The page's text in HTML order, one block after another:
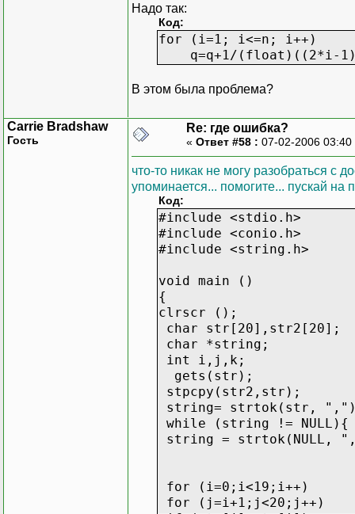
Надо так:
Код:
for (i=1; i<=n; i++)
q=q+1/(float)((2*i-
В этом была проблема?
Carrie Bradshaw
Гость
Re: где ошибка?
« Ответ #58 : 07-02-2006
что-то никак не могу разобраться с
упоминается... помогите... пускай на
Код:
#include <stdio.h>
#include <conio.h>
#include <string.h>
void main ()
{
clrscr ();
char str[20],str2[20];
char *string;
int i,j,k;
gets(str);
stpcpy(str2,str);
string= strtok(str,
while (string != NULL){
string = strtok(NULL,
for (i=0;i<19;i++)
for (j=i+1;j<20;j++)